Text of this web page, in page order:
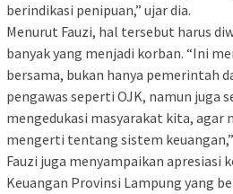
berindikasi penipuan,” ujar dia.
Menurut Fauzi, hal tersebut harus
banyak yang menjadi korban. “Ini
bersama, bukan hanya pemerintah
pengawas seperti OJK, namun juga
mengedukasi masyarakat kita, agar
mengerti tentang sistem
Fauzi juga menyampaikan apresiasi
Keuangan Provinsi Lampung yang